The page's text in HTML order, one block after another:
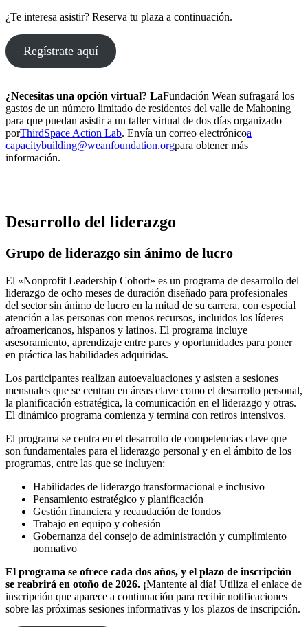
¿Te interesa asistir? Reserva tu plaza a continuación.
Regístrate aquí
¿Necesitas una opción virtual? LaFundación Wean sufragará los
gastos de un número limitado de residentes del valle de Mahoning
para que puedan asistir a un taller virtual de dos días organizado
porThirdSpace Action Lab. Envía un correo electrónicoa
capacitybuilding@weanfoundation.orgpara obtener más
información.
Desarrollo del liderazgo
Grupo de liderazgo sin ánimo de lucro
El «Nonprofit Leadership Cohort» es un programa de desarrollo del
liderazgo de ocho meses de duración diseñado para profesionales
del sector sin ánimo de lucro en la mitad de su carrera, con especial
atención a las personas con menos recursos, incluidos los líderes
afroamericanos, hispanos y latinos. El programa incluye
asesoramiento, aprendizaje entre pares y oportunidades para poner
en práctica las habilidades adquiridas.
Los participantes realizan autoevaluaciones y asisten a sesiones
mensuales que se centran en áreas clave como el desarrollo personal,
la planificación estratégica, la comunicación en el liderazgo y otras.
El dinámico programa comienza y termina con retiros intensivos.
El programa se centra en el desarrollo de competencias clave que
son fundamentales para el liderazgo personal y en el ámbito de los
programas, entre las que se incluyen:
Habilidades de liderazgo transformacional e inclusivo
Pensamiento estratégico y planificación
Gestión financiera y recaudación de fondos
Trabajo en equipo y cohesión
Gobernanza del consejo de administración y cumplimiento
normativo
El programa se ofrece cada dos años, y el plazo de inscripción
se reabrirá en otoño de 2026. ¡Mantente al día! Utiliza el enlace de
inscripción que aparece a continuación para recibir notificaciones
sobre las próximas sesiones informativas y los plazos de inscripción.